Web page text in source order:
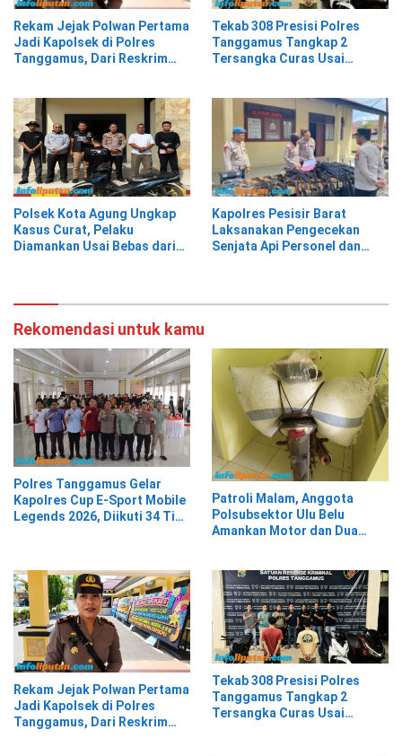
Rekam Jejak Polwan Pertama
Jadi Kapolsek di Polres
Tanggamus, Dari Reskrim
Tekab 308 Presisi Polres
Tanggamus Tangkap 2
Tersangka Curas Usai
Polsek Kota Agung Ungkap
Kasus Curat, Pelaku
Diamankan Usai Bebas dari
Kapolres Pesisir Barat
Laksanakan Pengecekan
Senjata Api Personel dan
Rekomendasi untuk kamu
Polres Tanggamus Gelar
Kapolres Cup E-Sport Mobile
Legends 2026, Diikuti 34 Tim
Patroli Malam, Anggota
Polsubsektor Ulu Belu
Amankan Motor dan Dua
Rekam Jejak Polwan Pertama
Jadi Kapolsek di Polres
Tanggamus, Dari Reskrim
Tekab 308 Presisi Polres
Tanggamus Tangkap 2
Tersangka Curas Usai